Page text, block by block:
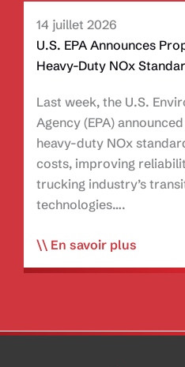
Trucking
Alliance
on
the
Opening
of
the
Gordie
Howe
Bridge
14 juillet 2026
U.S. EPA Announces
Heavy-Duty NOx
Last week, the U.S.
Agency (EPA)
heavy-duty NOx
costs, improving
trucking industry’s
technologies….
U.S.
EPA
En savoir plus